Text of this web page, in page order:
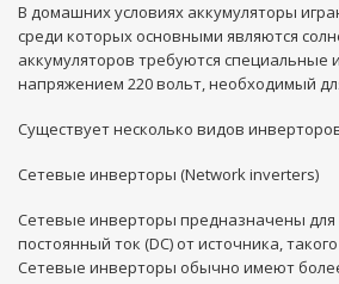
В домашних условиях аккумуляторы
среди которых основными являются
аккумуляторов требуются специальные
напряжением 220 вольт, необходимый
Существует несколько видов
Сетевые инверторы (Network inverters)
Сетевые инверторы предназначены для
постоянный ток (DC) от источника,
Сетевые инверторы обычно имеют